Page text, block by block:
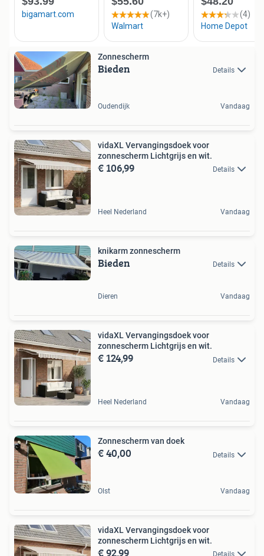
Zonnescherm
Bieden Details
Oudendijk Vandaag
vidaXL Vervangingsdoek voor
zonnescherm Lichtgrijs en wit.
€ 106,99 Details
Heel Nederland Vandaag
knikarm zonnescherm
Bieden Details
Dieren Vandaag
vidaXL Vervangingsdoek voor
zonnescherm Lichtgrijs en wit.
€ 124,99 Details
Heel Nederland Vandaag
Zonnescherm van doek
€ 40,00 Details
Olst Vandaag
vidaXL Vervangingsdoek voor
zonnescherm Lichtgrijs en wit.
€ 92,99 Details